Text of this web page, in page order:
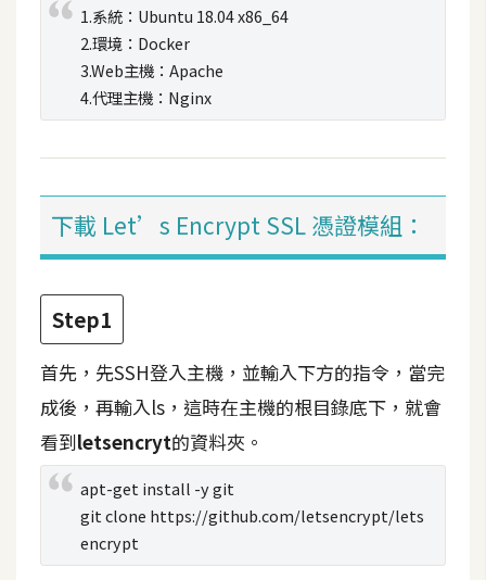
攝
攝
器
材
操
控
資
源
免
費
1.系統：Ubuntu 18.04 x86_64
2.環境：Docker
3.Web主機：Apache
4.代理主機：Nginx
下載 Let’s Encrypt SSL 憑證模組：
Step1
首先，先SSH登入主機，並輸入下方的指令，當完
成後，再輸入ls，這時在主機的根目錄底下，就會
看到letsencryt的資料夾。
apt-get install -y git
git clone https://github.com/letsencrypt/lets
encrypt